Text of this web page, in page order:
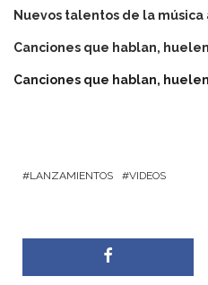
Nuevos talentos de la
Canciones que hablan,
Canciones que hablan,
LANZAMIENTOS VIDEOS